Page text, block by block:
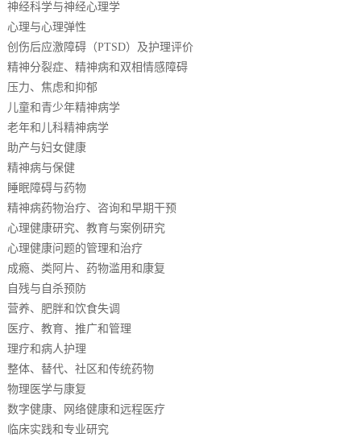
神经科学与神经心理学
心理与心理弹性
创伤后应激障碍（PTSD）及护理评价
精神分裂症、精神病和双相情感障碍
压力、焦虑和抑郁
儿童和青少年精神病学
老年和儿科精神病学
助产与妇女健康
精神病与保健
睡眠障碍与药物
精神病药物治疗、咨询和早期干预
心理健康研究、教育与案例研究
心理健康问题的管理和治疗
成瘾、类阿片、药物滥用和康复
自残与自杀预防
营养、肥胖和饮食失调
医疗、教育、推广和管理
理疗和病人护理
整体、替代、社区和传统药物
物理医学与康复
数字健康、网络健康和远程医疗
临床实践和专业研究